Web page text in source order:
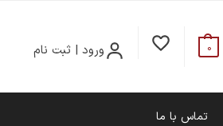
ورود | ثبت نام 0
تماس با ما